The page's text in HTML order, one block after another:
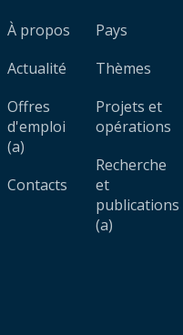
À propos
Actualité
Offres
d'emploi
(a)
Contacts
Pays
Thèmes
Projets et
opérations
Recherche
et
publications
(a)